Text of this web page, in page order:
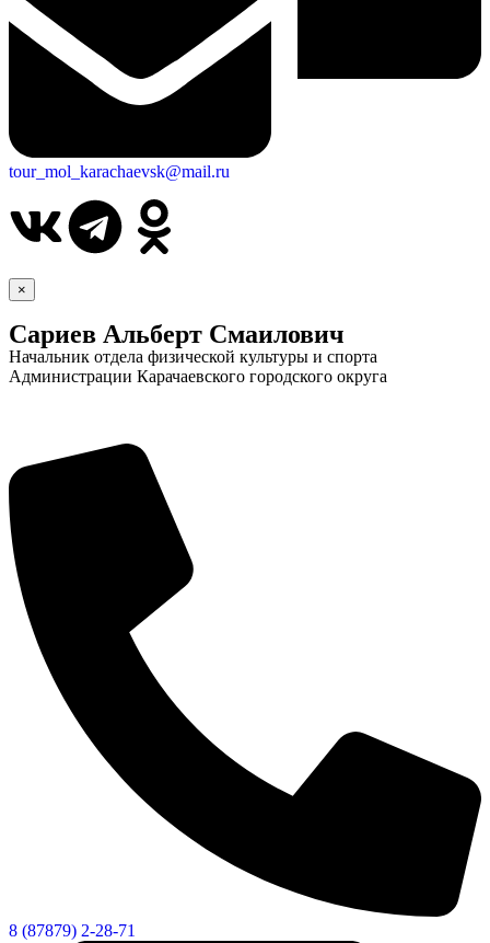
tour_mol_karachaevsk@mail.ru
×
Сариев Альберт Смаилович
Начальник отдела физической культуры и спорта
Администрации Карачаевского городского округа
8 (87879) 2-28-71